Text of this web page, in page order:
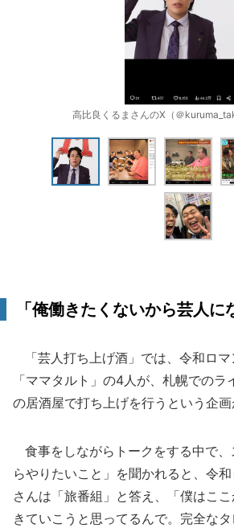
高比良くるまさんのX（＠
「俺働きたくないから芸人に
「芸人打ち上げ酒」では、令和ロ
「ママタルト」の4人が、札幌での
の居酒屋で打ち上げを行うという企画
食事をしながらトークをする中で
らやりたいこと」を聞かれると、令
さんは「旅番組」と答え、「僕はこ
きていこうと思ってるんで。完全なタ